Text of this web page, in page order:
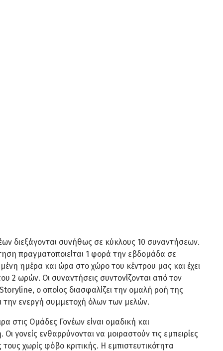
διεξάγονται συνήθως σε κύκλους 10 συναντήσεων.
πραγματοποιείται 1 φορά την εβδομάδα σε
ημέρα και ώρα στο χώρο του κέντρου μας και έχει
2 ωρών. Οι συναντήσεις συντονίζονται από τον
ο οποίος διασφαλίζει την ομαλή ροή της
την ενεργή συμμετοχή όλων των μελών.
Ομάδες Γονέων είναι ομαδική και
Οι γονείς ενθαρρύνονται να μοιραστούν τις εμπειρίες
τους χωρίς φόβο κριτικής. Η εμπιστευτικότητα